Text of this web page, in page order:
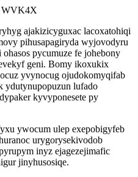
WVK4X
ajakizicyguxac lacoxatohiqi
pihusapagiryda wyjovodyru
pycumuze fe johebony
geni. Bomy ikoxukix
yvynocug ojudokomyqifab
ydutynupopuzun lufado
kyvyponesete py
ywocum ulep exepobigyfeb
urygorysekivodob
inyz ejagezejimafic
jinyhusosiqe.